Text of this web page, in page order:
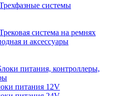
системы
система на ремнях
и аксессуары
питания, контроллеры,
питания 12V